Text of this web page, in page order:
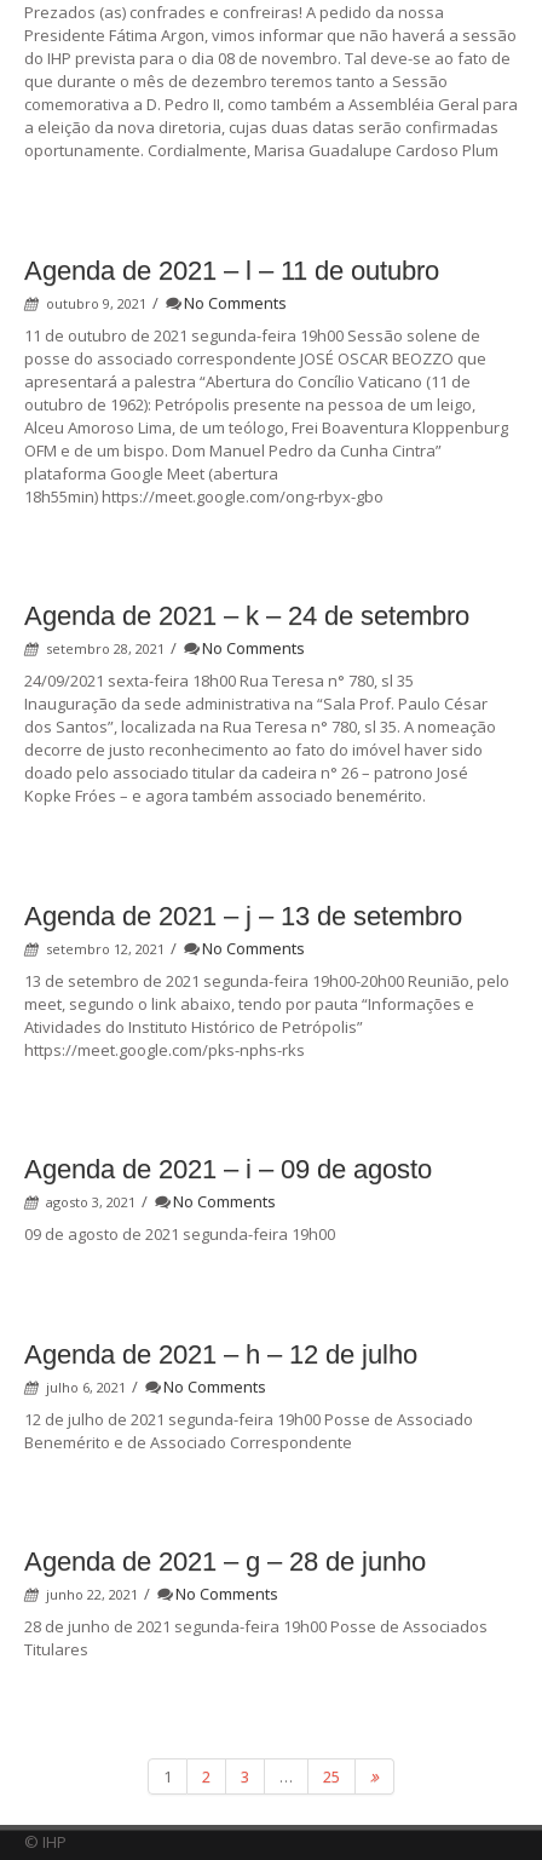
Prezados (as) confrades e confreiras! A pedido da nossa
Presidente Fátima Argon, vimos informar que não haverá a sessão
do IHP prevista para o dia 08 de novembro. Tal deve-se ao fato de
que durante o mês de dezembro teremos tanto a Sessão
comemorativa a D. Pedro II, como também a Assembléia Geral para
a eleição da nova diretoria, cujas duas datas serão confirmadas
oportunamente. Cordialmente, Marisa Guadalupe Cardoso Plum
Agenda de 2021 – l – 11 de outubro
outubro 9, 2021 /
No Comments
11 de outubro de 2021 segunda-feira 19h00 Sessão solene de
posse do associado correspondente JOSÉ OSCAR BEOZZO que
apresentará a palestra “Abertura do Concílio Vaticano (11 de
outubro de 1962): Petrópolis presente na pessoa de um leigo,
Alceu Amoroso Lima, de um teólogo, Frei Boaventura Kloppenburg
OFM e de um bispo. Dom Manuel Pedro da Cunha Cintra”
plataforma Google Meet (abertura
18h55min) https://meet.google.com/ong-rbyx-gbo
Agenda de 2021 – k – 24 de setembro
setembro 28, 2021 /
No Comments
24/09/2021 sexta-feira 18h00 Rua Teresa n° 780, sl 35
Inauguração da sede administrativa na “Sala Prof. Paulo César
dos Santos”, localizada na Rua Teresa n° 780, sl 35. A nomeação
decorre de justo reconhecimento ao fato do imóvel haver sido
doado pelo associado titular da cadeira n° 26 – patrono José
Kopke Fróes – e agora também associado benemérito.
Agenda de 2021 – j – 13 de setembro
setembro 12, 2021 /
No Comments
13 de setembro de 2021 segunda-feira 19h00-20h00 Reunião, pelo
meet, segundo o link abaixo, tendo por pauta “Informações e
Atividades do Instituto Histórico de Petrópolis”
https://meet.google.com/pks-nphs-rks
Agenda de 2021 – i – 09 de agosto
agosto 3, 2021 /
No Comments
09 de agosto de 2021 segunda-feira 19h00
Agenda de 2021 – h – 12 de julho
julho 6, 2021 /
No Comments
12 de julho de 2021 segunda-feira 19h00 Posse de Associado
Benemérito e de Associado Correspondente
Agenda de 2021 – g – 28 de junho
junho 22, 2021 /
No Comments
28 de junho de 2021 segunda-feira 19h00 Posse de Associados
Titulares
1 2 3 … 25
© IHP